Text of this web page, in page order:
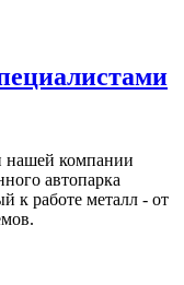
нашей компании
автопарка
к работе металл - от